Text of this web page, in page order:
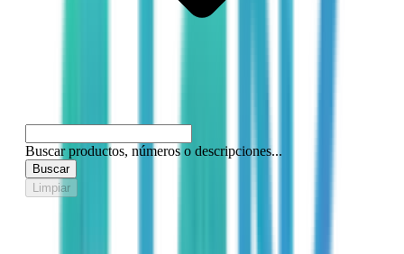
Buscar productos, números o descripciones...
Buscar
Limpiar